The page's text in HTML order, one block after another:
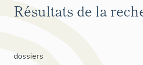
Résultats de la
dossiers